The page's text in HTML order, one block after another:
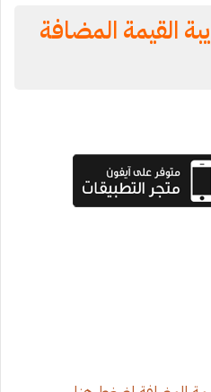
القيمة المضافة